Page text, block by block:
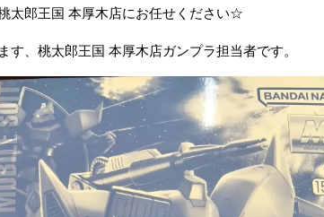
太郎王国 本厚木店にお任せください☆
、桃太郎王国 本厚木店ガンプラ担当者です。